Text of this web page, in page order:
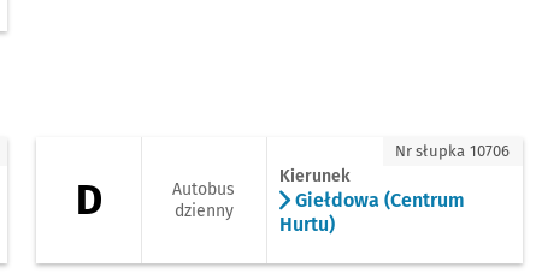
D - kierunek Giełdowa (Centrum Hurtu)
D
Autobus
dzienny
Kierunek
Giełdowa (Centrum
Hurtu)
Nr słupka 10706